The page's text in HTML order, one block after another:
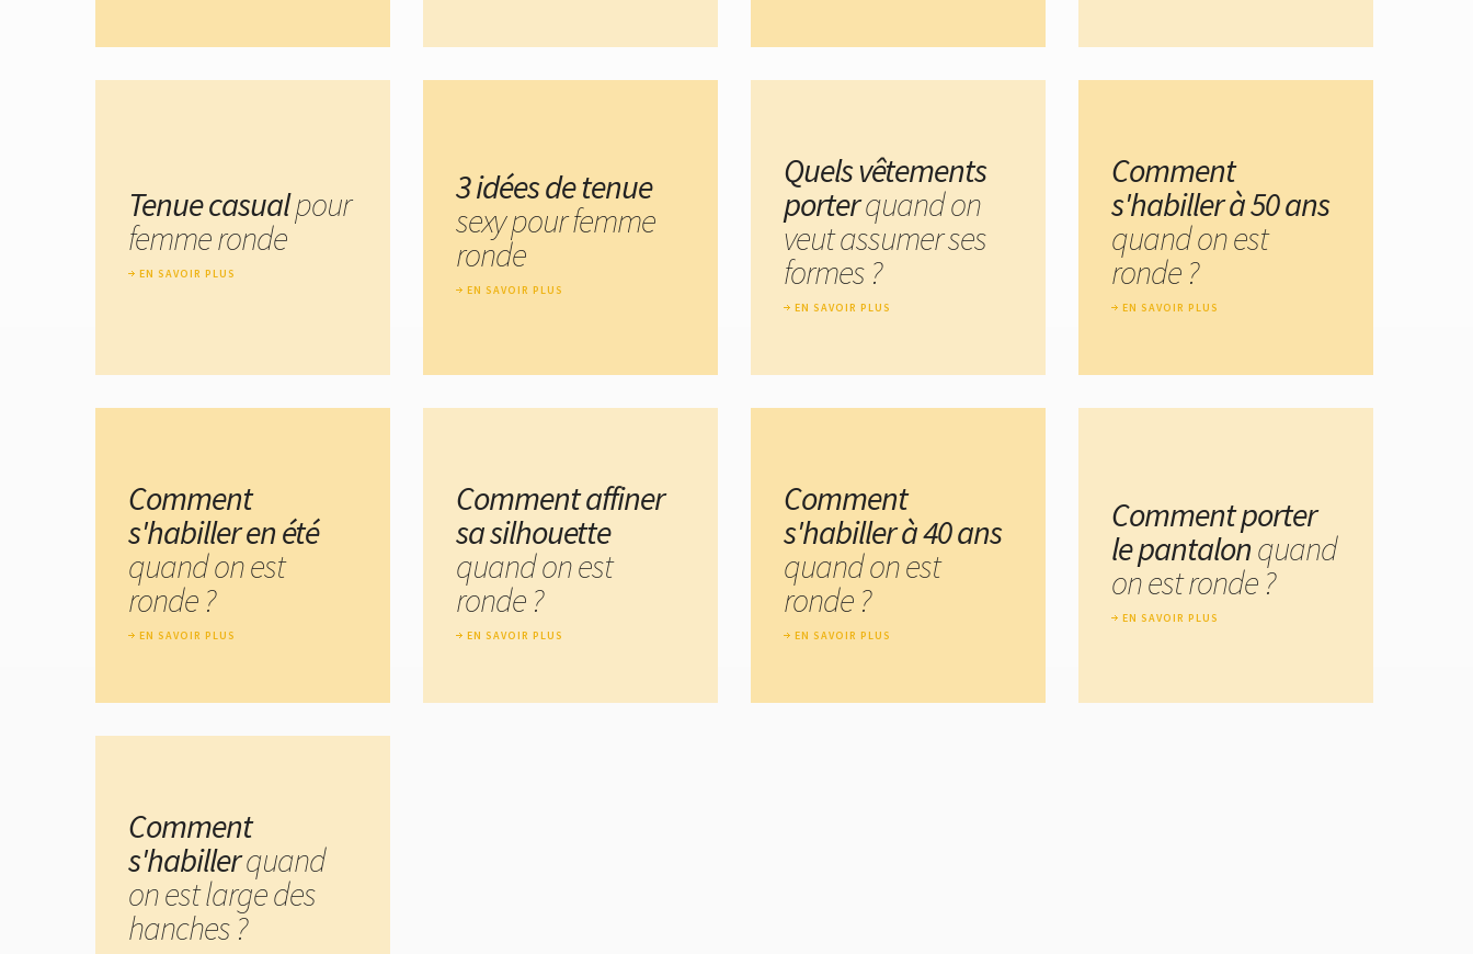
Tenue casualpour
femme ronde
EN SAVOIR PLUS
3 idées de tenue
sexy pour femme
ronde
EN SAVOIR PLUS
Quels vêtements
porterquand on
veut assumer ses
formes ?
EN SAVOIR PLUS
Comment
s'habiller à 50 ans
quand on est
ronde ?
EN SAVOIR PLUS
Comment
s'habiller en été
quand on est
ronde ?
EN SAVOIR PLUS
Comment affiner
sa silhouette
quand on est
ronde ?
EN SAVOIR PLUS
Comment
s'habiller à 40 ans
quand on est
ronde ?
EN SAVOIR PLUS
Comment porter
le pantalonquand
on est ronde ?
EN SAVOIR PLUS
Comment
s'habillerquand
on est large des
hanches ?